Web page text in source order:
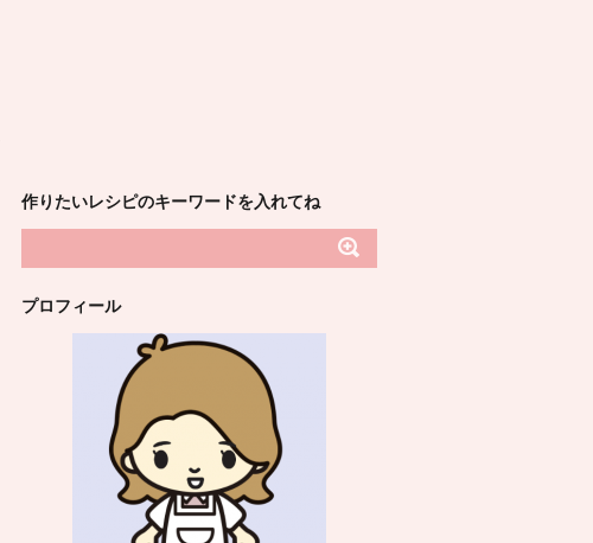
作りたいレシピのキーワードを入れてね
プロフィール